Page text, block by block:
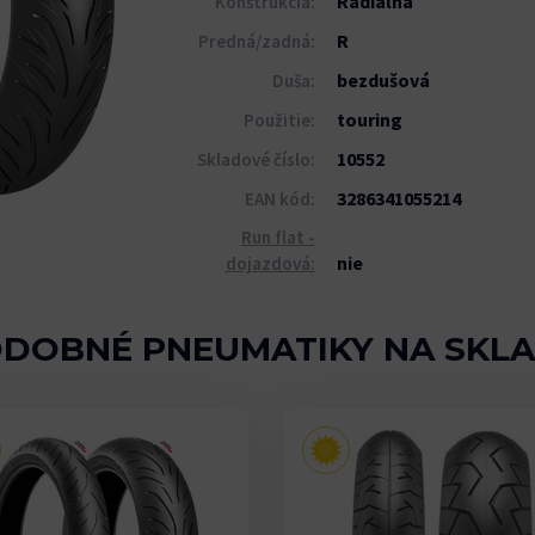
Predná/zadná: R
Duša: bezdušová
Použitie: touring
Skladové číslo: 10552
EAN kód: 3286341055214
Run flat -
dojazdová:
nie
PNEUMATIKY NA